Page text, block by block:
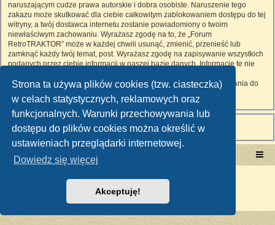
Strona ta używa plików cookies (tzw. ciasteczka)
w celach statystycznych, reklamowych oraz
funkcjonalnych. Warunki przechowywania lub
dostępu do plików cookies można określić w
ustawieniach przeglądarki internetowej.
Dowiedz się więcej
Akceptuję!
naruszającym cudze prawa autorskie i dobra osobiste. Naruszenie tego
zakazu może skutkować dla ciebie całkowitym zablokowaniem dostępu do tej
witryny, a twój dostawca internetu zostanie powiadomiony o twoim
niewłaściwym zachowaniu. Wyrażasz zgodę na to, że „Forum
RetroTRAKTOR” może w każdej chwili usunąć, zmienić, przenieść lub
zamknąć każdy twój temat, post. Wyrażasz zgodę na zapisywanie wszystkich
podanych przez ciebie informacji w naszej bazie danych. Informacje te nie
RetroTRAKTOR”, ani phpBB nie ponosi odpowiedzialności za włamania do
witryny, podczas których może dojść do kradzieży danych.
Portal RetroTRAKTOR.pl
Polski pakiet językowy dostarcza